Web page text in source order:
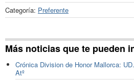
Categoría: Preferente
Más noticias que te pueden
Crónica Division de Honor Mallorca:
Atº